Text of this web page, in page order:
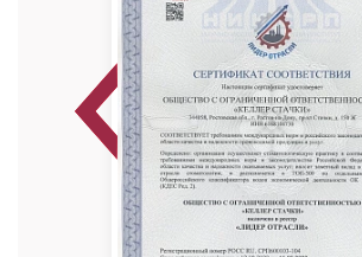
Беспалова Алина Юриевна
Стоматолог-детский
Previous